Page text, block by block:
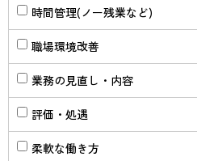
時間管理(ノー残業など)
職場環境改善
業務の見直し・内容
評価・処遇
柔軟な働き方